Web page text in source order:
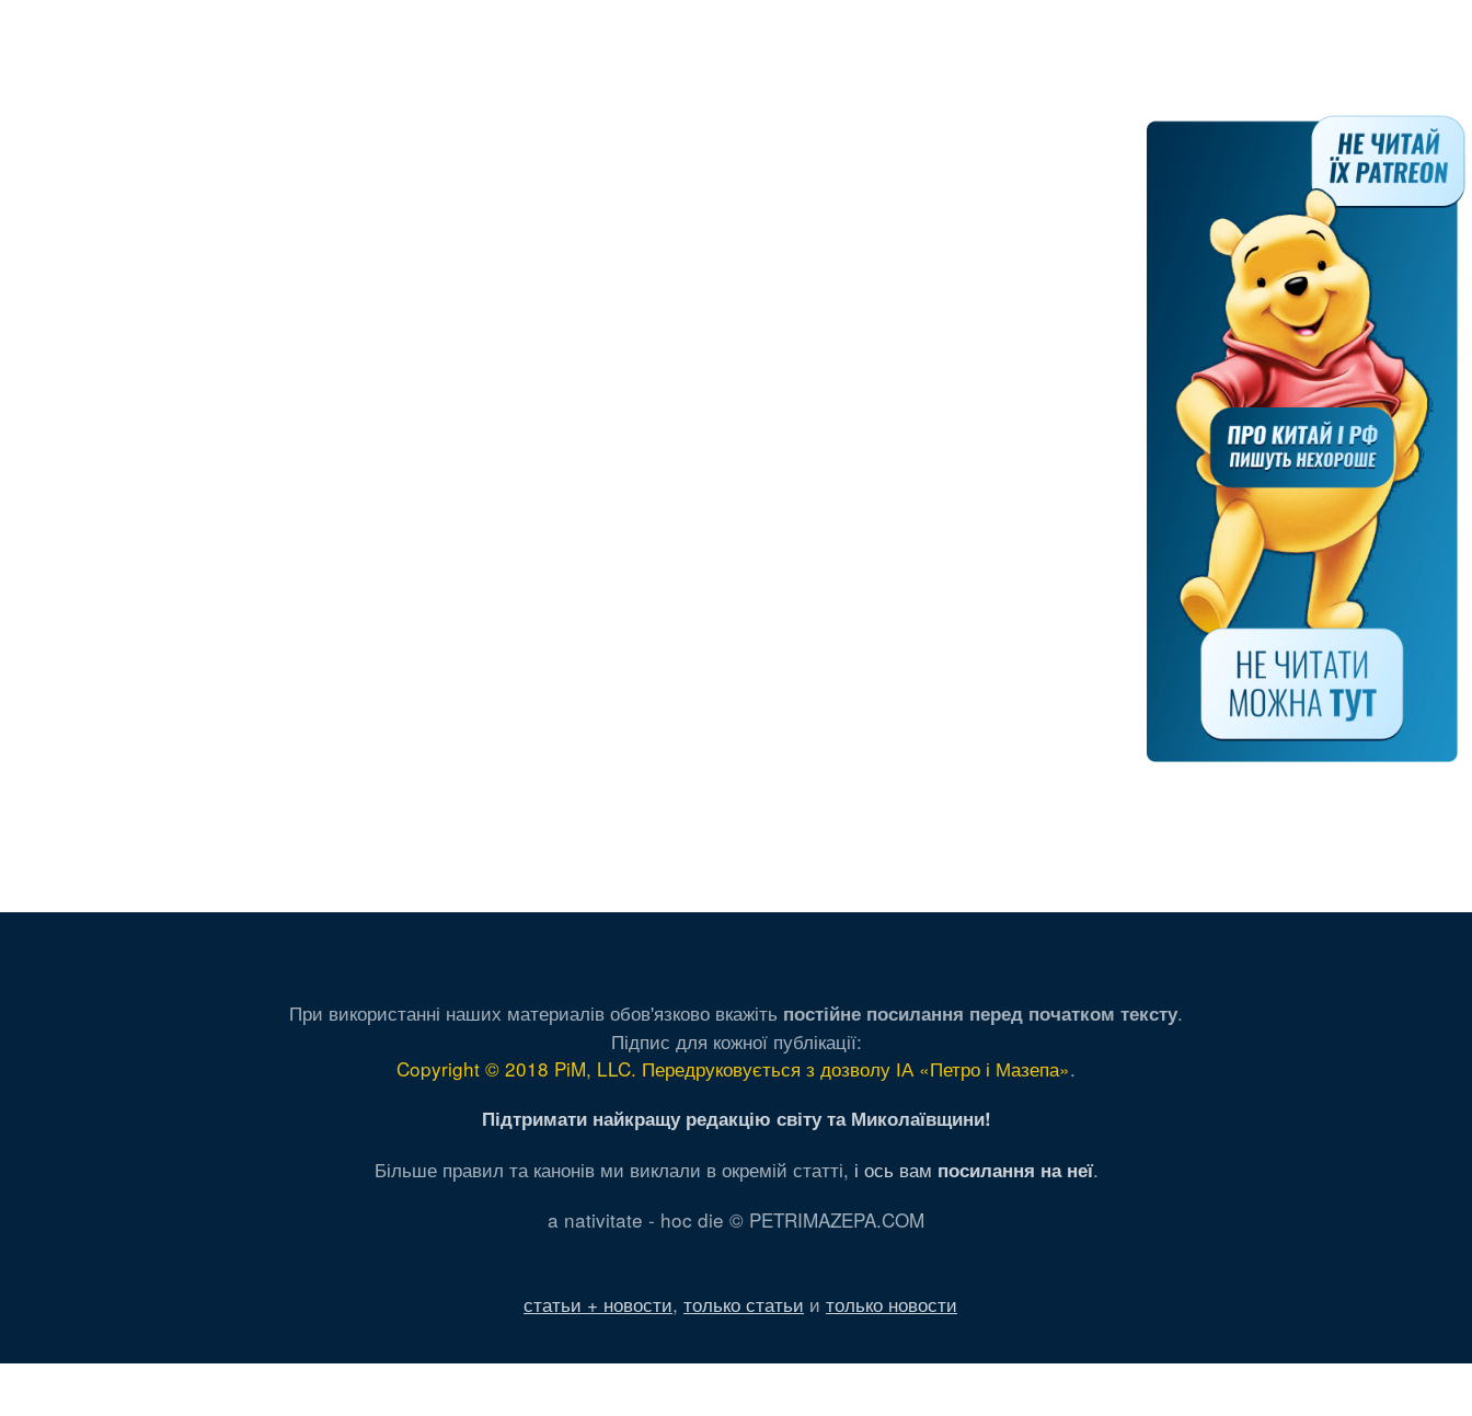
При використанні наших материалів обов'язково вкажіть постійне посилання перед початком тексту.
Підпис для кожної публікації:
Copyright © 2018 PiM, LLC. Передруковується з дозволу ІА «Петро і Мазепа».
Підтримати найкращу редакцію світу та Миколаївщини!
Більше правил та канонів ми виклали в окремій статті, і ось вам посилання на неї.
a nativitate - hoc die © PETRIMAZEPA.COM
статьи + новости, только статьи и только новости